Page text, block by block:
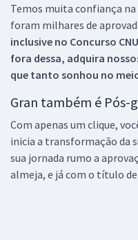
Temos muita confiança na
foram milhares de
inclusive no Concurso CNU
fora dessa, adquira
que tanto sonhou no
Gran também é Pós-
Com apenas um clique,
inicia a transformação da
sua jornada rumo a
almeja, e já com o título